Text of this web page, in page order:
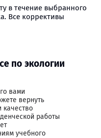
в течение выбранного
Все коррективы
по экологии
вами
вернуть
качество
работы
учебного